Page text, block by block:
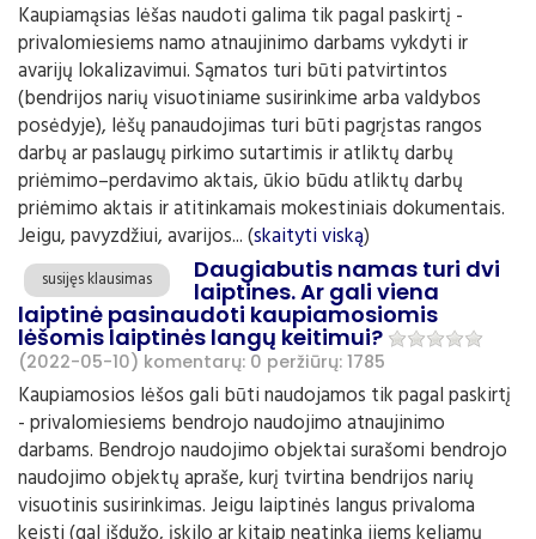
Kaupiamąsias lėšas naudoti galima tik pagal paskirtį -
privalomiesiems namo atnaujinimo darbams vykdyti ir
avarijų lokalizavimui. Sąmatos turi būti patvirtintos
(bendrijos narių visuotiniame susirinkime arba valdybos
posėdyje), lėšų panaudojimas turi būti pagrįstas rangos
darbų ar paslaugų pirkimo sutartimis ir atliktų darbų
priėmimo–perdavimo aktais, ūkio būdu atliktų darbų
priėmimo aktais ir atitinkamais mokestiniais dokumentais.
Jeigu, pavyzdžiui, avarijos... (skaityti viską)
susijęs klausimas Daugiabutis namas turi dvi
laiptines. Ar gali viena
laiptinė pasinaudoti kaupiamosiomis
lėšomis laiptinės langų keitimui?
(2022-05-10) komentarų: 0 peržiūrų: 1785
Kaupiamosios lėšos gali būti naudojamos tik pagal paskirtį
- privalomiesiems bendrojo naudojimo atnaujinimo
darbams. Bendrojo naudojimo objektai surašomi bendrojo
naudojimo objektų apraše, kurį tvirtina bendrijos narių
visuotinis susirinkimas. Jeigu laiptinės langus privaloma